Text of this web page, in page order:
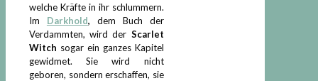
welche Kräfte in ihr schlummern.
Im Darkhold, dem Buch der
Verdammten, wird der Scarlet
Witch sogar ein ganzes Kapitel
gewidmet. Sie wird nicht
geboren, sondern erschaffen, sie